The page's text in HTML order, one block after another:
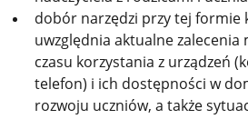
dobór narzędzi przy tej formie
uwzględnia aktualne zalecenia
czasu korzystania z urządzeń
telefon) i ich dostępności w
rozwoju uczniów, a także